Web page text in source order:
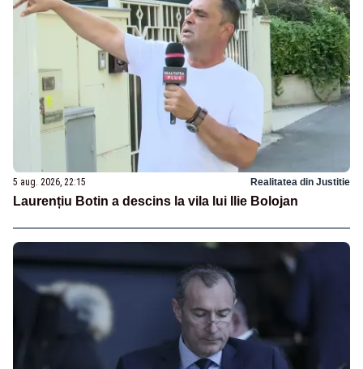
5 aug. 2026, 22:15 Realitatea din Justitie
Laurențiu Botin a descins la vila lui Ilie Bolojan